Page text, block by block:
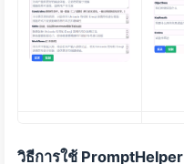
วิธีการใช้ PromptHelper